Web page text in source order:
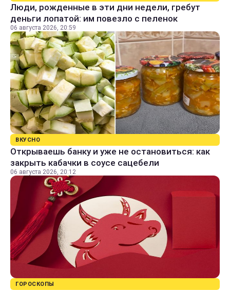
Люди, рожденные в эти дни недели, гребут
деньги лопатой: им повезло с пеленок
06 августа 2026, 20:59
ВКУСНО
Открываешь банку и уже не остановиться: как
закрыть кабачки в соусе сацебели
06 августа 2026, 20:12
ГОРОСКОПЫ